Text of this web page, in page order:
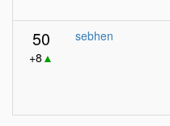
50
+8 ▲
sebhen